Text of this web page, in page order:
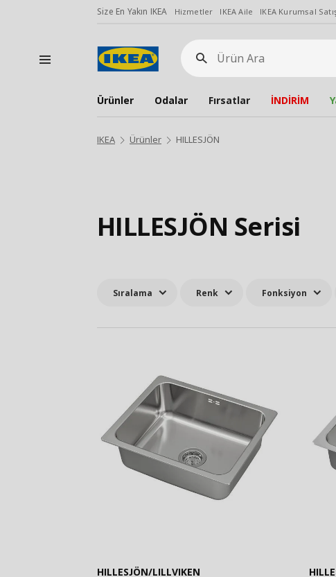
Size En Yakın IKEA Hizmetler IKEA Aile IKEA Kurumsal
Ürün
Ara
Ürünler Odalar Fırsatlar İNDİRİM
IKEA Ürünler HILLESJÖN
HILLESJÖN Serisi
Sıralama Renk Fonksiyon
HILLESJÖN/LILLVIKEN